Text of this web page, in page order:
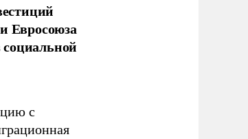
Евросоюза
с